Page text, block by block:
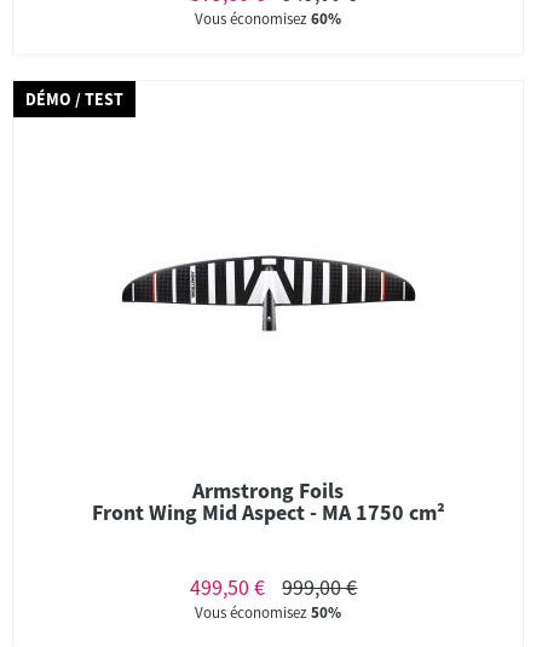
Vous économisez60%
DÉMO / TEST
Armstrong Foils
Front Wing Mid Aspect - MA 1750 cm²
499,50 € 999,00 €
Vous économisez50%